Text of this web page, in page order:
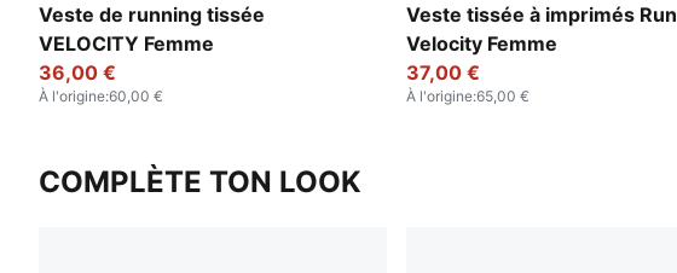
Veste de running tissée
VELOCITY Femme
36,00 €
À l'origine:60,00 €
Veste tissée à imprimés Run
Velocity Femme
37,00 €
À l'origine:65,00 €
COMPLÈTE TON LOOK